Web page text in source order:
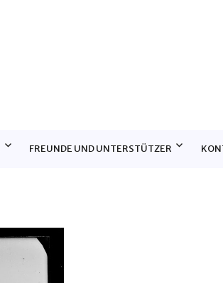
FREUNDE UND UNTERSTÜTZER